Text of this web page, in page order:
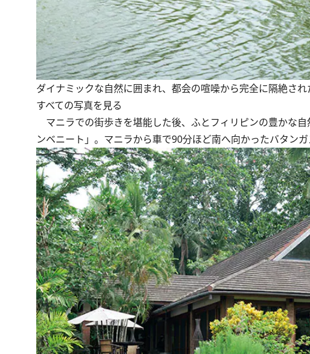
ダイナミックな自然に囲まれ、都会の喧噪から完全に隔絶され
すべての写真を見る
マニラでの街歩きを堪能した後、ふとフィリピンの豊かな
ンベニート」。マニラから車で90分ほど南へ向かったバタン